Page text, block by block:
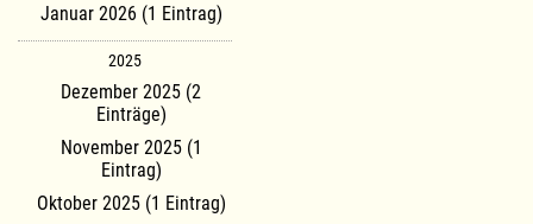
Januar 2026 (1 Eintrag)
2025
Dezember 2025 (2
Einträge)
November 2025 (1
Eintrag)
Oktober 2025 (1 Eintrag)